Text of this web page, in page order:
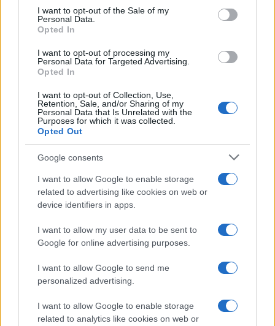
consent section.
I want to opt-out of the Sale of my
Personal Data.
Opted In
I want to opt-out of processing my
Personal Data for Targeted Advertising.
Opted In
I want to opt-out of Collection, Use,
Retention, Sale, and/or Sharing of my
Personal Data that Is Unrelated with the
Purposes for which it was collected.
Opted Out
Google consents
I want to allow Google to enable storage
related to advertising like cookies on web or
device identifiers in apps.
I want to allow my user data to be sent to
Google for online advertising purposes.
I want to allow Google to send me
personalized advertising.
I want to allow Google to enable storage
related to analytics like cookies on web or
El Brent cae un 8.3% y arrastra a las materias primas